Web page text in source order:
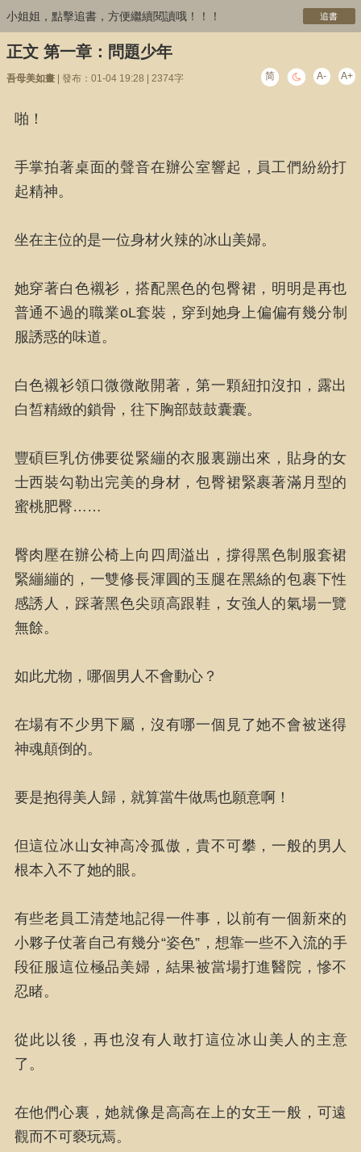
小姐姐，點擊追書，方便繼續閱讀哦！！！ 追書
正文 第一章：問題少年
吾母美如畫| 發布：01-04 19:28 | 2374字 简 A- A+
啪！
手掌拍著桌面的聲音在辦公室響起，員工們紛紛打
起精神。
坐在主位的是一位身材火辣的冰山美婦。
她穿著白色襯衫，搭配黑色的包臀裙，明明是再也
普通不過的職業oL套裝，穿到她身上偏偏有幾分制
服誘惑的味道。
白色襯衫領口微微敞開著，第一顆紐扣沒扣，露出
白皙精緻的鎖骨，往下胸部鼓鼓囊囊。
豐碩巨乳仿佛要從緊繃的衣服裏蹦出來，貼身的女
士西裝勾勒出完美的身材，包臀裙緊裹著滿月型的
蜜桃肥臀……
臀肉壓在辦公椅上向四周溢出，撐得黑色制服套裙
緊繃繃的，一雙修長渾圓的玉腿在黑絲的包裹下性
感誘人，踩著黑色尖頭高跟鞋，女強人的氣場一覽
無餘。
如此尤物，哪個男人不會動心？
在場有不少男下屬，沒有哪一個見了她不會被迷得
神魂顛倒的。
要是抱得美人歸，就算當牛做馬也願意啊！
但這位冰山女神高冷孤傲，貴不可攀，一般的男人
根本入不了她的眼。
有些老員工清楚地記得一件事，以前有一個新來的
小夥子仗著自己有幾分“姿色”，想靠一些不入流的手
段征服這位極品美婦，結果被當場打進醫院，慘不
忍睹。
從此以後，再也沒有人敢打這位冰山美人的主意
了。
在他們心裏，她就像是高高在上的女王一般，可遠
觀而不可褻玩焉。